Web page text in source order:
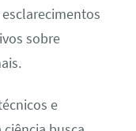
sobre
e